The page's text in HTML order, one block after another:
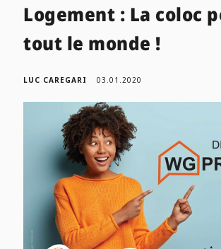
Logement : La coloc
tout le monde !
LUC CAREGARI 03.01.2020